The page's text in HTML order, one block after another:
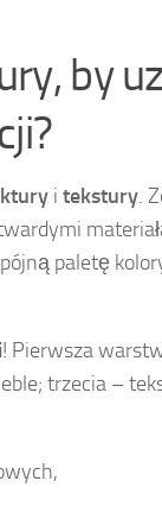
by
i tekstury.
paletę
! Pierwsza
trzecia –